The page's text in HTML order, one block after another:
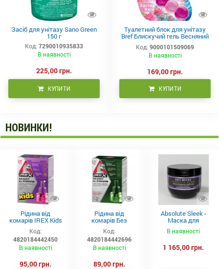
Засіб для унітазу Sano Green
150 г
Код: 7290010935833
В наявності
225,00 грн.
КУПИТИ
Туалетний блок для унітазу
Bref Блискучий гель Весняний
дощ 42 г х 3 шт
Код: 9000101509069
В наявності
169,00 грн.
КУПИТИ
НОВИНКИ!
Рідина від
комарів IREX Kids
д/дітей (30 ночей),
20мл
Код:
4820184442450
В наявності
95,00 грн.
Рідина від
комарів Без
запаху IREX (30
ночей), 20мл
Код:
4820184442696
В наявності
89,00 грн.
Absolute Sleek -
Маска для
неслухняного
волосся 300 мл
В наявності
1 165,00 грн.